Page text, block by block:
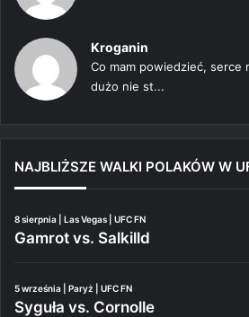
Kroganin
Co mam powiedzieć, serce
dużo nie st...
NAJBLIŻSZE WALKI POLAKÓW W
8 sierpnia | Las Vegas | UFC FN
Gamrot vs. Salkilld
5 września | Paryż | UFC FN
Syguła vs. Cornolle